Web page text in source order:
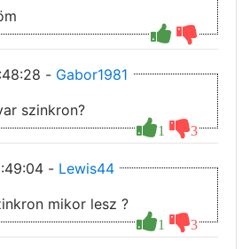
- Gabor1981
1 3
szinkron?
- Lewis44
1 3
mikor lesz ?